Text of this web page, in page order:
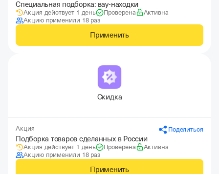
Специальная подборка: вау-находки
Акция действует 1 день Проверена
Активна
Акцию применили 18 раз
Применить
Скидка
Акция Поделиться
Подборка товаров сделанных в России
Акция действует 1 день Проверена
Активна
Акцию применили 18 раз
Применить